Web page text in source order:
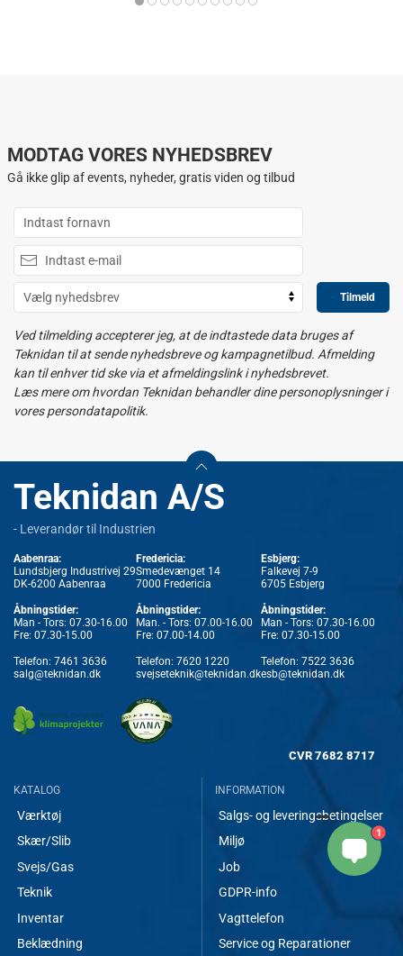
MODTAG VORES NYHEDSBREV
Gå ikke glip af events, nyheder, gratis viden og tilbud
Tilmeld
Ved tilmelding accepterer jeg, at de indtastede data bruges af
Teknidan til at sende nyhedsbreve og kampagnetilbud. Afmelding
kan til enhver tid ske via et afmeldingslink i nyhedsbrevet.
Læs mere om hvordan Teknidan behandler dine personoplysninger i
vores persondatapolitik.
Teknidan A/S
- Leverandør til Industrien
Aabenraa:
Lundsbjerg Industrivej 29
DK-6200 Aabenraa
Åbningstider:
Man - Tors: 07.30-16.00
Fre: 07.30-15.00
Telefon: 7461 3636
salg@teknidan.dk
Fredericia:
Smedevænget 14
7000 Fredericia
Åbningstider:
Man. - Tors: 07.00-16.00
Fre: 07.00-14.00
Telefon: 7620 1220
svejseteknik@teknidan.dk
Esbjerg:
Falkevej 7-9
6705 Esbjerg
Åbningstider:
Man - Tors: 07.30-16.00
Fre: 07.30-15.00
Telefon: 7522 3636
esb@teknidan.dk
CVR 7682 8717
KATALOG
Værktøj
Skær/Slib
Svejs/Gas
Teknik
Inventar
Beklædning
INFORMATION
Salgs- og leveringsbetingelser
Miljø
Job
GDPR-info
Vagttelefon
Service og Reparationer
1